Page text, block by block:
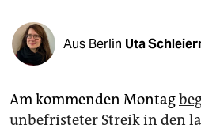
fragen & hilfe
unterstützen
abo
Aus Berlin Uta
Am kommenden Montag
unbefristeter Streik in den